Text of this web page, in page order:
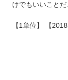
けでもいいことだ
【1単位】 【